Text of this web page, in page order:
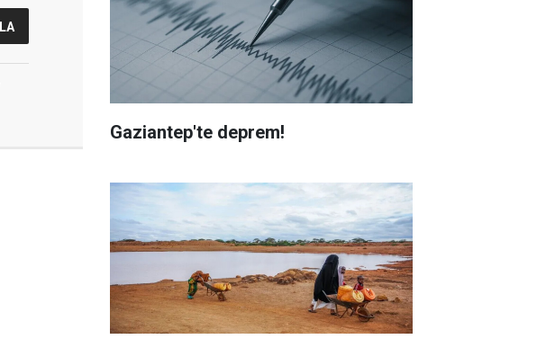
Gaziantep'te deprem!